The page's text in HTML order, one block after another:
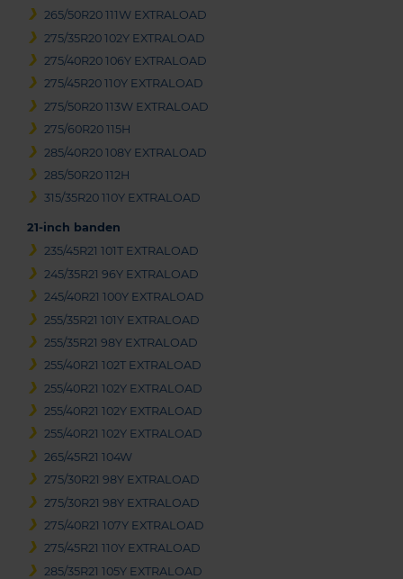
265/50R20 111W EXTRALOAD
275/35R20 102Y EXTRALOAD
275/40R20 106Y EXTRALOAD
275/45R20 110Y EXTRALOAD
275/50R20 113W EXTRALOAD
275/60R20 115H
285/40R20 108Y EXTRALOAD
285/50R20 112H
315/35R20 110Y EXTRALOAD
21-inch banden
235/45R21 101T EXTRALOAD
245/35R21 96Y EXTRALOAD
245/40R21 100Y EXTRALOAD
255/35R21 101Y EXTRALOAD
255/35R21 98Y EXTRALOAD
255/40R21 102T EXTRALOAD
255/40R21 102Y EXTRALOAD
255/40R21 102Y EXTRALOAD
255/40R21 102Y EXTRALOAD
265/45R21 104W
275/30R21 98Y EXTRALOAD
275/30R21 98Y EXTRALOAD
275/40R21 107Y EXTRALOAD
275/45R21 110Y EXTRALOAD
285/35R21 105Y EXTRALOAD